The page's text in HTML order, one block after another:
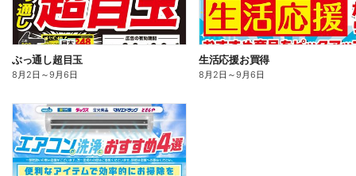
ぶっ通し超目玉
8月2日 ～9月6日
生活応援お買得
8月2日 ～9月6日